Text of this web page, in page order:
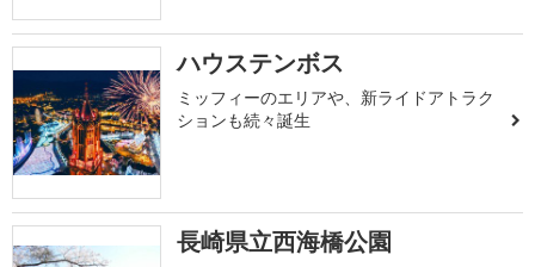
ハウステンボス
ミッフィーのエリアや、新ライドアトラク
ションも続々誕生
長崎県立西海橋公園